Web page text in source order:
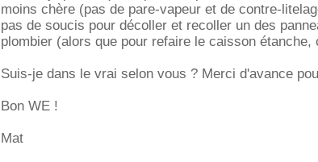
moins chère (pas de pare-vapeur et de contre-
pas de soucis pour décoller et recoller un des
plombier (alors que pour refaire le caisson étanche,
Suis-je dans le vrai selon vous ? Merci d'avance
Bon WE !
Mat